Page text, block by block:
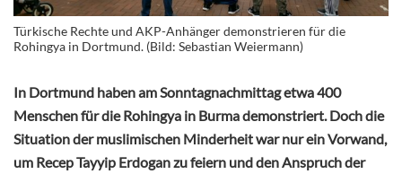
Türkische Rechte und AKP-Anhänger demonstrieren für die
Rohingya in Dortmund. (Bild: Sebastian Weiermann)
In Dortmund haben am Sonntagnachmittag etwa 400
Menschen für die Rohingya in Burma demonstriert. Doch die
Situation der muslimischen Minderheit war nur ein Vorwand,
um Recep Tayyip Erdogan zu feiern und den Anspruch der